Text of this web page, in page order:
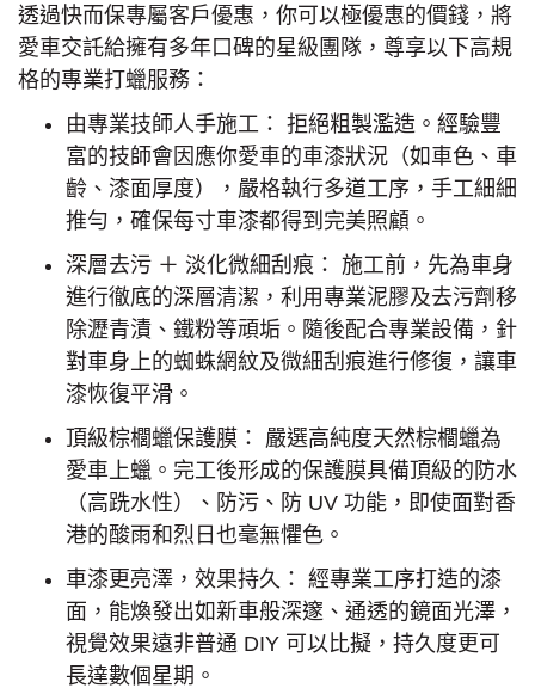
透過快而保專屬客戶優惠，你可以極優惠的價錢，將
愛車交託給擁有多年口碑的星級團隊，尊享以下高規
格的專業打蠟服務：
由專業技師人手施工： 拒絕粗製濫造。經驗豐
富的技師會因應你愛車的車漆狀況（如車色、車
齡、漆面厚度），嚴格執行多道工序，手工細細
推勻，確保每寸車漆都得到完美照顧。
深層去污 ＋ 淡化微細刮痕： 施工前，先為車身
進行徹底的深層清潔，利用專業泥膠及去污劑移
除瀝青漬、鐵粉等頑垢。隨後配合專業設備，針
對車身上的蜘蛛網紋及微細刮痕進行修復，讓車
漆恢復平滑。
頂級棕櫚蠟保護膜： 嚴選高純度天然棕櫚蠟為
愛車上蠟。完工後形成的保護膜具備頂級的防水
（高跣水性）、防污、防 UV 功能，即使面對香
港的酸雨和烈日也毫無懼色。
車漆更亮澤，效果持久： 經專業工序打造的漆
面，能煥發出如新車般深邃、通透的鏡面光澤，
視覺效果遠非普通 DIY 可以比擬，持久度更可
長達數個星期。